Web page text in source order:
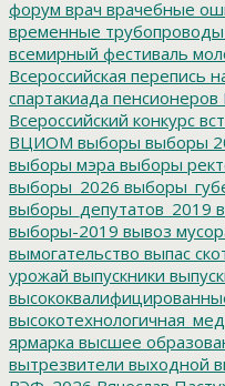
форум врач врачебные
временные трубопроводы
всемирный фестиваль
Всероссийская перепись
спартакиада пенсионеров
Всероссийский конкурс
ВЦИОМ выборы выборы
выборы мэра выборы
выборы_2026
выборы_депутатов_2019
выборы-2019 вывоз
вымогательство выпас
урожай выпускники
ярмарка высшее
вытрезвители выходной